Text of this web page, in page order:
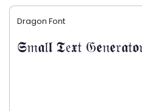
Dragon Font
𝕾𝔪𝖆𝔩𝖑 𝕿𝔢𝖝𝔱